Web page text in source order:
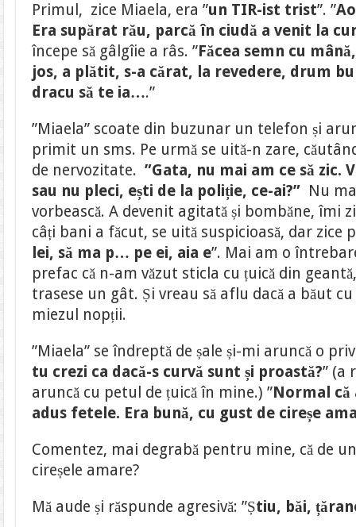
Primul, zice Miaela, era ”un TIR-ist trist”. ”
Era supărat rău, parcă în ciudă a venit la
începe să gâlgîie a râs. ”Făcea semn cu
jos, a plătit, s-a cărat, la revedere, drum
dracu să te ia….”
”Miaela” scoate din buzunar un telefon și
primit un sms. Pe urmă se uită-n zare,
de nervozitate.”Gata, nu mai am ce să zic.
sau nu pleci, ești de la poliție, ce-ai?” Nu
vorbească. A devenit agitată și bombăne, îmi
câți bani a făcut, se uită suspicioasă, dar zice
lei, să ma p… pe ei, aia e”. Mai am o
prefac că n-am văzut sticla cu țuică din
trasese un gât. Și vreau să aflu dacă a băut
miezul nopții.
”Miaela” se îndreptă de șale și-mi aruncă o
tu crezi ca dacă-s curvă sunt și proastă?” (a
aruncă cu petul de țuică în mine.) ”Normal că
adus fetele. Era bună, cu gust de cireșe
Comentez, mai degrabă pentru mine, că de
cireșele amare?
Mă aude și răspunde agresivă: ”Știu, băi,